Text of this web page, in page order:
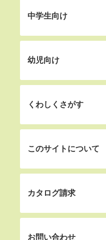
中学生向け
幼児向け
くわしくさがす
このサイトについて
カタログ請求
お問い合わせ